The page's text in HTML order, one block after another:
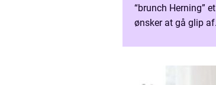
“brunch Herning”
ønsker at gå glip